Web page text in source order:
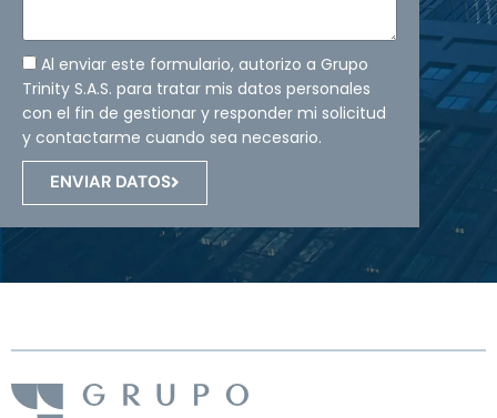
Al enviar este formulario, autorizo a Grupo
Trinity S.A.S. para tratar mis datos personales
con el fin de gestionar y responder mi solicitud
y contactarme cuando sea necesario.
ENVIAR DATOS